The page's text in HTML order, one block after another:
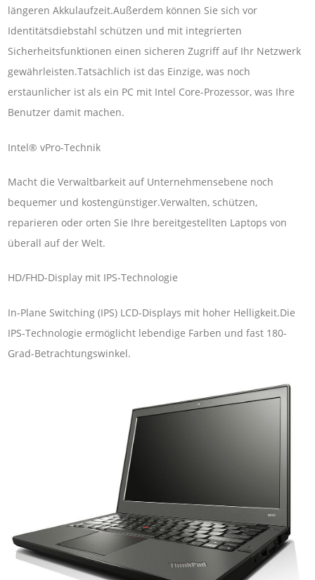
längeren Akkulaufzeit.Außerdem können Sie sich vor
Identitätsdiebstahl schützen und mit integrierten
Sicherheitsfunktionen einen sicheren Zugriff auf Ihr Netzwerk
gewährleisten.Tatsächlich ist das Einzige, was noch
erstaunlicher ist als ein PC mit Intel Core-Prozessor, was Ihre
Benutzer damit machen.
Intel® vPro-Technik
Macht die Verwaltbarkeit auf Unternehmensebene noch
bequemer und kostengünstiger.Verwalten, schützen,
reparieren oder orten Sie Ihre bereitgestellten Laptops von
überall auf der Welt.
HD/FHD-Display mit IPS-Technologie
In-Plane Switching (IPS) LCD-Displays mit hoher Helligkeit.Die
IPS-Technologie ermöglicht lebendige Farben und fast 180-
Grad-Betrachtungswinkel.